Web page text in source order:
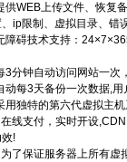
供WEB上传文件、恢复
ip限制、虚拟目录、错
障碍技术支持：
3分钟自动访问网站一次
动每3天备份一次数据,
用独特的第六代虚拟主
线支付，实时开设
!
了保证服务器上所有虚